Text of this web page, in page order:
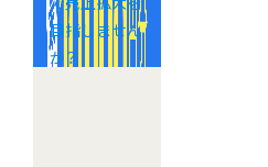
で売上拡大を
目指しません
か？